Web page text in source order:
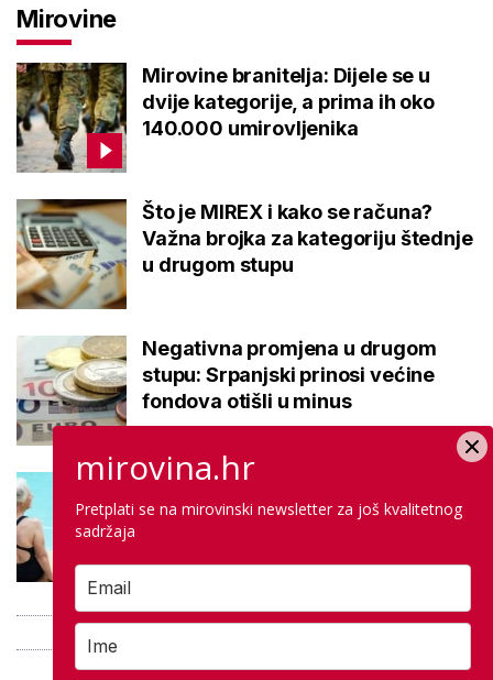
Mirovine
Mirovine branitelja: Dijele se u
dvije kategorije, a prima ih oko
140.000 umirovljenika
Što je MIREX i kako se računa?
Važna brojka za kategoriju štednje
u drugom stupu
Negativna promjena u drugom
stupu: Srpanjski prinosi većine
fondova otišli u minus
Kupanje u ovom gradu i sutra
besplatno: Građani se mogu
mirovina.hr
Pretplati se na mirovinski newsletter za još kvalitetnog
sadržaja